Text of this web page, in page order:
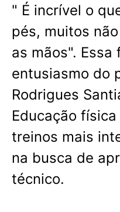
" É incrível o
pés, muitos
as mãos". Essa
entusiasmo do
Rodrigues
Educação
treinos mais
na busca de
técnico.